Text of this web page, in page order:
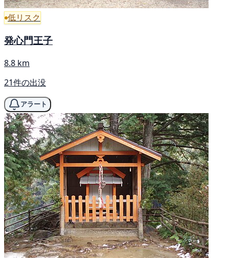
低リスク
発心門王子
8.8 km
21件の出没
アラート